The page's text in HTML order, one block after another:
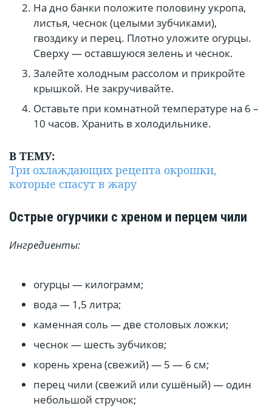
На дно банки положите половину укропа,
листья, чеснок (целыми зубчиками),
гвоздику и перец. Плотно уложите огурцы.
Сверху — оставшуюся зелень и чеснок.
Залейте холодным рассолом и прикройте
крышкой. Не закручивайте.
Оставьте при комнатной температуре на 6 –
10 часов. Хранить в холодильнике.
В ТЕМУ:
Три охлаждающих рецепта окрошки,
которые спасут в жару
Острые огурчики с хреном и перцем чили
Ингредиенты:
огурцы — килограмм;
вода — 1,5 литра;
каменная соль — две столовых ложки;
чеснок — шесть зубчиков;
корень хрена (свежий) — 5 — 6 см;
перец чили (свежий или сушёный) — один
небольшой стручок;